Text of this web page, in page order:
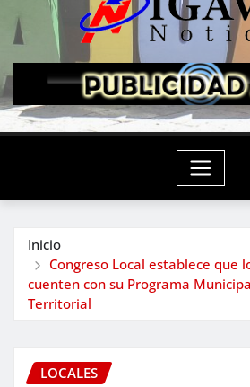
Inicio
Congreso Local establece que
cuenten con su Programa
Territorial
LOCALES